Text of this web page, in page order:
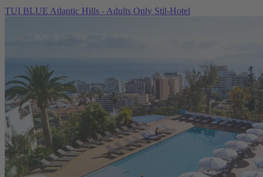
TUI BLUE Atlantic Hills - Adults Only Stil-Hotel